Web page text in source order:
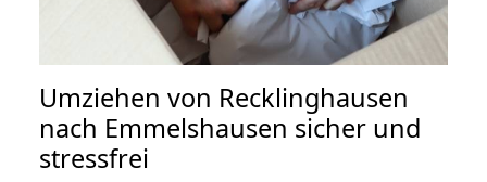
Umziehen von Recklinghausen
nach Emmelshausen sicher und
stressfrei